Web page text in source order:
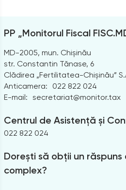
PP „Monitorul Fiscal
MD-2005, mun. Chișinău
str. Constantin Tănase, 6
Clădirea „Fertilitatea-Chișinău”
Anticamera:
022 822 024
E-mail: secretariat@monitor.tax
Centrul de Asistență și
022 822 024
Dorești să obții un
complex?